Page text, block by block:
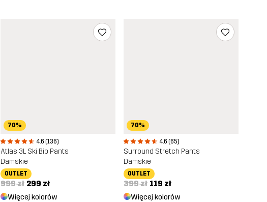
70%
4.6 (136)
Atlas 3L Ski Bib Pants
Damskie
OUTLET
999 zł 299 zł
Więcej kolorów
70%
4.6 (65)
Surround Stretch Pants
Damskie
OUTLET
399 zł 119 zł
Więcej kolorów